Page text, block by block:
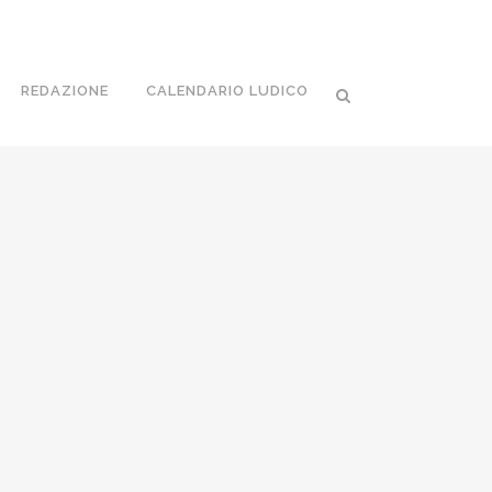
REDAZIONE CALENDARIO LUDICO